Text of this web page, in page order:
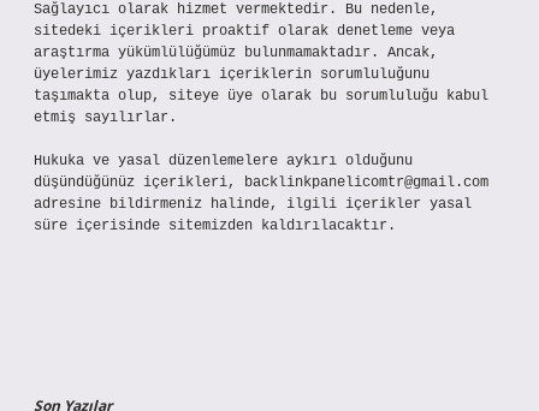
Sağlayıcı olarak hizmet vermektedir. Bu nedenle,
sitedeki içerikleri proaktif olarak denetleme veya
araştırma yükümlülüğümüz bulunmamaktadır. Ancak,
üyelerimiz yazdıkları içeriklerin sorumluluğunu
taşımakta olup, siteye üye olarak bu sorumluluğu kabul
etmiş sayılırlar.
Hukuka ve yasal düzenlemelere aykırı olduğunu
düşündüğünüz içerikleri, backlinkpanelicomtr@gmail.com
adresine bildirmeniz halinde, ilgili içerikler yasal
süre içerisinde sitemizden kaldırılacaktır.
Son Yazılar